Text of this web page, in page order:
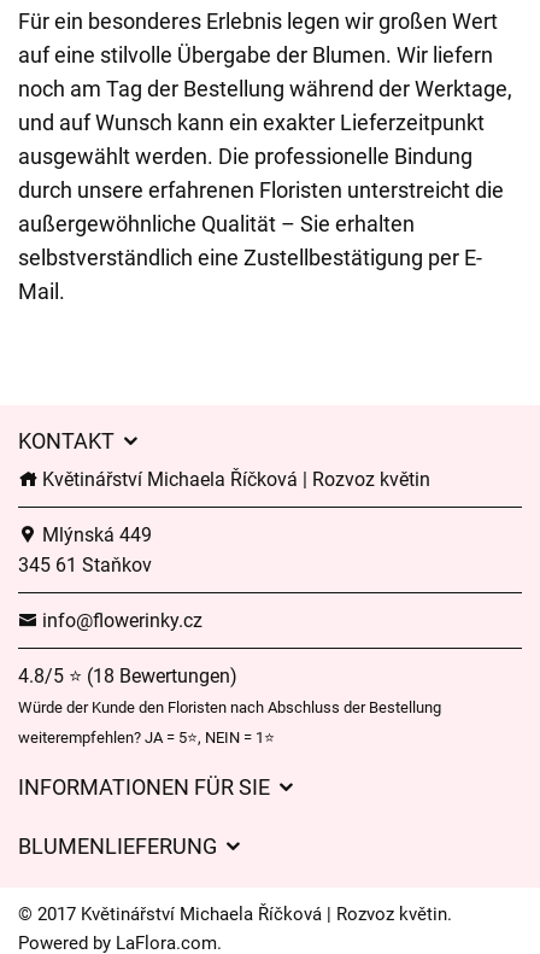
Für ein besonderes Erlebnis legen wir großen Wert
auf eine stilvolle Übergabe der Blumen. Wir liefern
noch am Tag der Bestellung während der Werktage,
und auf Wunsch kann ein exakter Lieferzeitpunkt
ausgewählt werden. Die professionelle Bindung
durch unsere erfahrenen Floristen unterstreicht die
außergewöhnliche Qualität – Sie erhalten
selbstverständlich eine Zustellbestätigung per E-
Mail.
KONTAKT
Květinářství Michaela Říčková | Rozvoz květin
Mlýnská 449
345 61 Staňkov
info@flowerinky.cz
4.8/5 ⭐ (18 Bewertungen)
Würde der Kunde den Floristen nach Abschluss der Bestellung
weiterempfehlen? JA = 5⭐, NEIN = 1⭐
INFORMATIONEN FÜR SIE
Lieferzeiten für Blumen – Übersicht der Möglichkeiten
BLUMENLIEFERUNG
Wohin wir Blumen liefern
© 2017 Květinářství Michaela Říčková | Rozvoz květin.
Powered by LaFlora.com.